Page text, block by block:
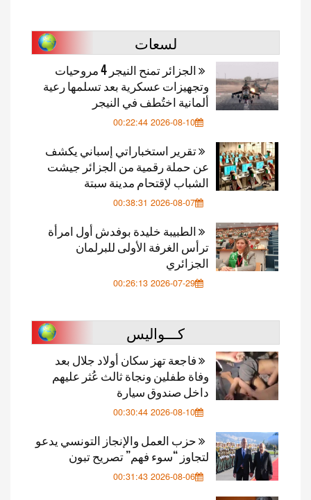
لسعات
الجزائر تمنح النيجر 4 مروحيات
وتجهيزات عسكرية بعد تسلمها رعية
ألمانية اختُطف في النيجر
2026-08-10 00:22:44
تقرير استخباراتي إسباني يكشف
عن حملة رقمية من الجزائر جيشت
الشباب لإقتحام مدينة سبتة
2026-08-07 00:38:31
الطبيبة خليدة بوفدش أول امرأة
ترأس الغرفة الأولى للبرلمان
الجزائري
2026-07-29 00:26:13
كـــواليس
فاجعة تهز سكان أولاد جلال بعد
وفاة طفلين ونجاة ثالث عُثر عليهم
داخل صندوق سيارة
2026-08-10 00:30:44
حزب العمل والإنجاز التونسي يدعو
لتجاوز “سوء فهم” تصريح تبون
2026-08-06 00:31:43